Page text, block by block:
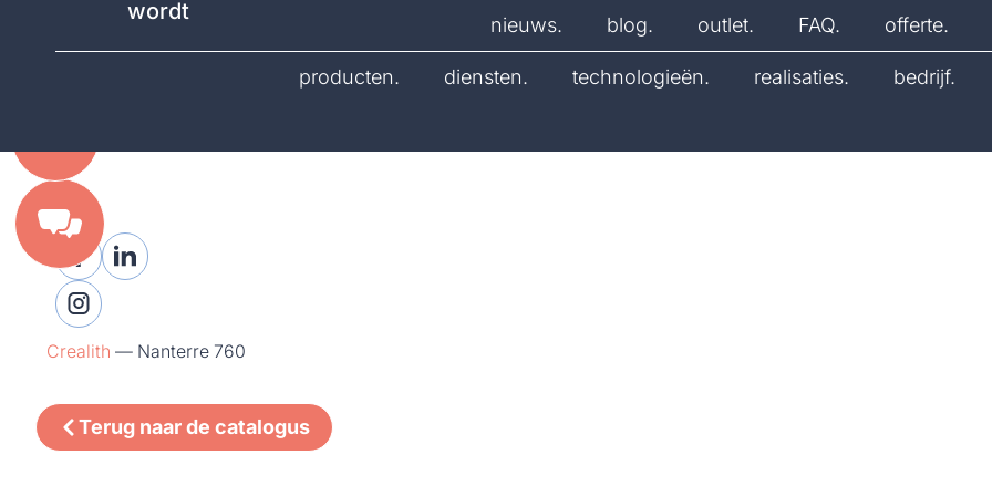
wordt
nieuws. blog. outlet. FAQ. offerte.
producten. diensten. technologieën. realisaties. bedrijf.
Crealith — Nanterre 760
Terug naar de catalogus